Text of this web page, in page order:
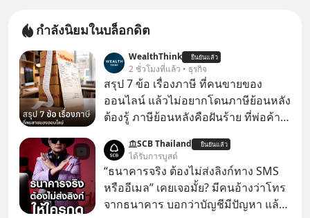
กำลังนิยมในบล็อกดิต
WealthThink ยืนยันแล้ว
2 ชั่วโมงที่แล้ว • ธุรกิจ
สรุป 7 ข้อ เรื่องภาษี ที่คนขายของ
ออนไลน์ แล้วไม่อยากโดนภาษีย้อนหลัง
ต้องรู้ ภาษีย้อนหลังคือฝันร้าย ที่พ่อค้า
SCB Thailand ยืนยันแล้ว
ได้รับการบูสต์
“ธนาคารจริง ต้องไม่ส่งลิงก์ทาง SMS
หรืออีเมล” เคยเจอมั้ย? มีคนอ้างว่าโทร
จากธนาคาร บอกว่าบัญชีมีปัญหา แล้ว